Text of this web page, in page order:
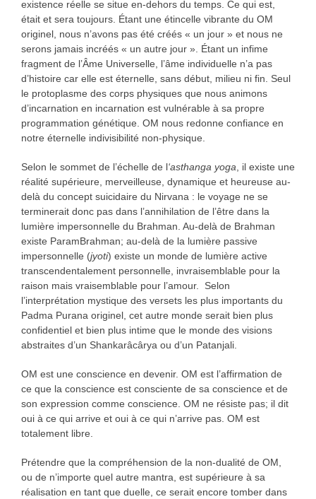
existence réelle se situe en-dehors du temps. Ce qui est,
était et sera toujours. Étant une étincelle vibrante du OM
originel, nous n’avons pas été créés « un jour » et nous ne
serons jamais incréés « un autre jour ». Étant un infime
fragment de l’Âme Universelle, l’âme individuelle n’a pas
d’histoire car elle est éternelle, sans début, milieu ni fin. Seul
le protoplasme des corps physiques que nous animons
d’incarnation en incarnation est vulnérable à sa propre
programmation génétique. OM nous redonne confiance en
notre éternelle indivisibilité non-physique.
Selon le sommet de l’échelle de l‘asthanga yoga, il existe une
réalité supérieure, merveilleuse, dynamique et heureuse au-
delà du concept suicidaire du Nirvana : le voyage ne se
terminerait donc pas dans l’annihilation de l’être dans la
lumière impersonnelle du Brahman. Au-delà de Brahman
existe ParamBrahman; au-delà de la lumière passive
impersonnelle (jyoti) existe un monde de lumière active
transcendentalement personnelle, invraisemblable pour la
raison mais vraisemblable pour l’amour. Selon
l’interprétation mystique des versets les plus importants du
Padma Purana originel, cet autre monde serait bien plus
confidentiel et bien plus intime que le monde des visions
abstraites d’un Shankarâcârya ou d’un Patanjali.
OM est une conscience en devenir. OM est l’affirmation de
ce que la conscience est consciente de sa conscience et de
son expression comme conscience. OM ne résiste pas; il dit
oui à ce qui arrive et oui à ce qui n’arrive pas. OM est
totalement libre.
Prétendre que la compréhension de la non-dualité de OM,
ou de n’importe quel autre mantra, est supérieure à sa
réalisation en tant que duelle, ce serait encore tomber dans